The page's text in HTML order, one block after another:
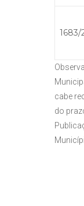
1683/
cabe
do